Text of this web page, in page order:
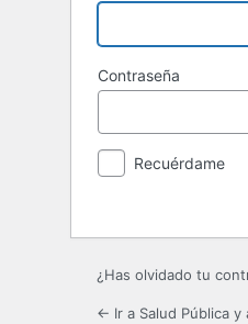
Contraseña
Recuérdame
¿Has olvidado tu
← Ir a Salud Pública y